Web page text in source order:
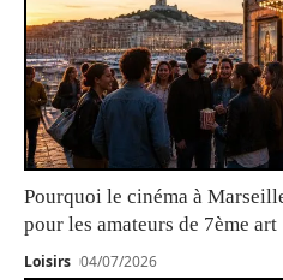
Pourquoi le cinéma à
pour les amateurs de 7ème art
Loisirs 04/07/2026